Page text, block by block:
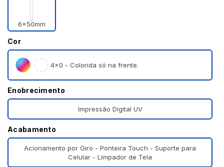
6x50mm
Cor
4×0 - Colorida só na frente.
Enobrecimento
Impressão Digital UV
Acabamento
Acionamento por Giro - Ponteira Touch - Suporte para
Celular - Limpador de Tela